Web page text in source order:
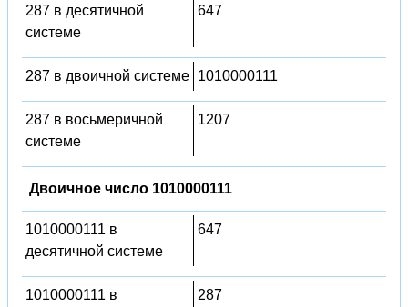
287 в десятичной
системе
647
287 в двоичной системе 1010000111
287 в восьмеричной
системе
1207
Двоичное число 1010000111
1010000111 в
десятичной системе
647
1010000111 в
287